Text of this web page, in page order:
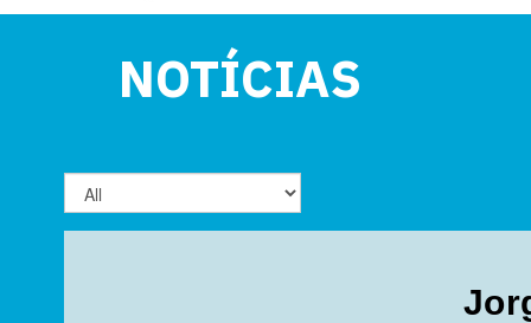
NOTÍCIAS